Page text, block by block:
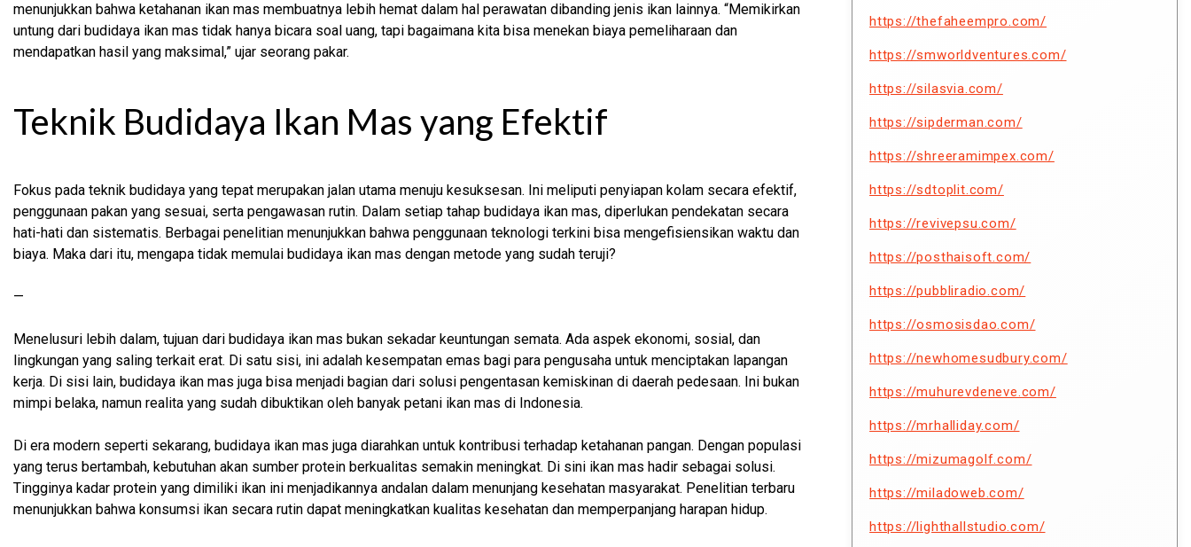
menunjukkan bahwa ketahanan ikan mas membuatnya lebih hemat dalam hal perawatan dibanding jenis ikan lainnya. “Memikirkan
untung dari budidaya ikan mas tidak hanya bicara soal uang, tapi bagaimana kita bisa menekan biaya pemeliharaan dan
mendapatkan hasil yang maksimal,” ujar seorang pakar.
Teknik Budidaya Ikan Mas yang Efektif
Fokus pada teknik budidaya yang tepat merupakan jalan utama menuju kesuksesan. Ini meliputi penyiapan kolam secara efektif,
penggunaan pakan yang sesuai, serta pengawasan rutin. Dalam setiap tahap budidaya ikan mas, diperlukan pendekatan secara
hati-hati dan sistematis. Berbagai penelitian menunjukkan bahwa penggunaan teknologi terkini bisa mengefisiensikan waktu dan
biaya. Maka dari itu, mengapa tidak memulai budidaya ikan mas dengan metode yang sudah teruji?
—
Menelusuri lebih dalam, tujuan dari budidaya ikan mas bukan sekadar keuntungan semata. Ada aspek ekonomi, sosial, dan
lingkungan yang saling terkait erat. Di satu sisi, ini adalah kesempatan emas bagi para pengusaha untuk menciptakan lapangan
kerja. Di sisi lain, budidaya ikan mas juga bisa menjadi bagian dari solusi pengentasan kemiskinan di daerah pedesaan. Ini bukan
mimpi belaka, namun realita yang sudah dibuktikan oleh banyak petani ikan mas di Indonesia.
Di era modern seperti sekarang, budidaya ikan mas juga diarahkan untuk kontribusi terhadap ketahanan pangan. Dengan populasi
yang terus bertambah, kebutuhan akan sumber protein berkualitas semakin meningkat. Di sini ikan mas hadir sebagai solusi.
Tingginya kadar protein yang dimiliki ikan ini menjadikannya andalan dalam menunjang kesehatan masyarakat. Penelitian terbaru
menunjukkan bahwa konsumsi ikan secara rutin dapat meningkatkan kualitas kesehatan dan memperpanjang harapan hidup.
https://thefaheempro.com/
https://smworldventures.com/
https://silasvia.com/
https://sipderman.com/
https://shreeramimpex.com/
https://sdtoplit.com/
https://revivepsu.com/
https://posthaisoft.com/
https://pubbliradio.com/
https://osmosisdao.com/
https://newhomesudbury.com/
https://muhurevdeneve.com/
https://mrhalliday.com/
https://mizumagolf.com/
https://miladoweb.com/
https://lighthallstudio.com/